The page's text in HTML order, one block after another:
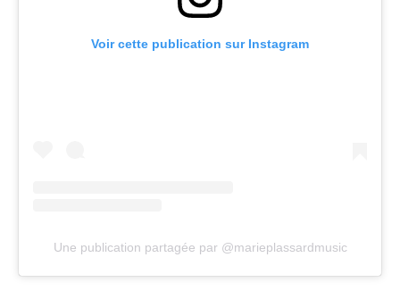
Voir cette publication sur Instagram
Une publication partagée par @marieplassardmusic